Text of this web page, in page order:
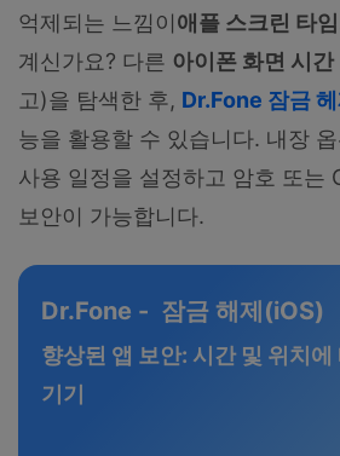
억제되는 느낌이애플 스크린 타임
계신가요? 다른 아이폰 화면 시간
고)을 탐색한 후, Dr.Fone 잠금 헤
능을 활용할 수 있습니다. 내장
사용 일정을 설정하고 암호 또는
보안이 가능합니다.
Dr.Fone - 잠금 해제(iOS)
향상된 앱 보안: 시간 및 위치
기기